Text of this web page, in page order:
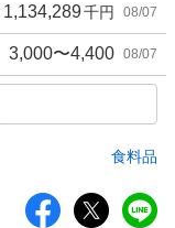
1,134,289千円 08/07
3,000〜4,400 08/07
食料品